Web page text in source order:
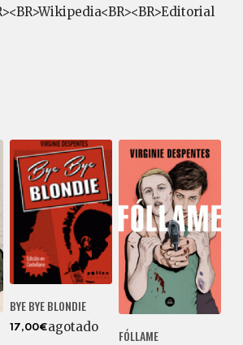
BYE BYE BLONDIE
17,00€agotado
FÓLLAME